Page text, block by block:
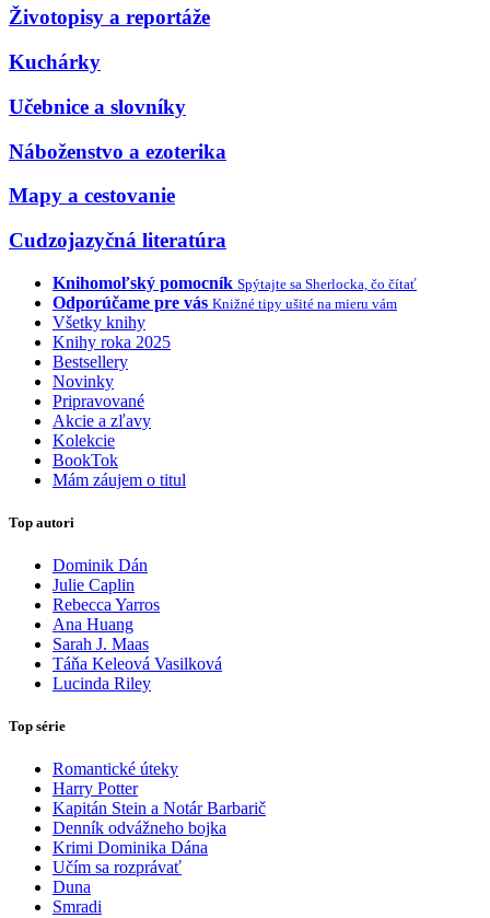
Životopisy a reportáže
Kuchárky
Učebnice a slovníky
Náboženstvo a ezoterika
Mapy a cestovanie
Cudzojazyčná literatúra
Knihomoľský pomocník Spýtajte sa Sherlocka, čo čítať
Odporúčame pre vás Knižné tipy ušité na mieru vám
Všetky knihy
Knihy roka 2025
Bestsellery
Novinky
Pripravované
Akcie a zľavy
Kolekcie
BookTok
Mám záujem o titul
Top autori
Dominik Dán
Julie Caplin
Rebecca Yarros
Ana Huang
Sarah J. Maas
Táňa Keleová Vasilková
Lucinda Riley
Top série
Romantické úteky
Harry Potter
Kapitán Stein a Notár Barbarič
Denník odvážneho bojka
Krimi Dominika Dána
Učím sa rozprávať
Duna
Smradi